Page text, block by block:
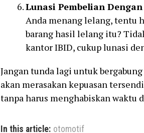
Lunasi Pembelian
Anda menang lelang, tentu
barang hasil lelang itu?
kantor IBID, cukup lunasi
Jangan tunda lagi untuk
akan merasakan kepuasan
tanpa harus menghabiskan waktu
In this article: otomotif